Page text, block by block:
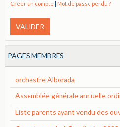
Créer un compte | Mot de passe perdu ?
VALIDER
PAGES MEMBRES
orchestre Alborada
Assemblée générale annuelle
Liste parents ayant vendu des